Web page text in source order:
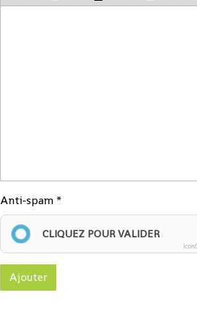
Anti-spam
CLIQUEZ POUR VALIDER
Ajouter